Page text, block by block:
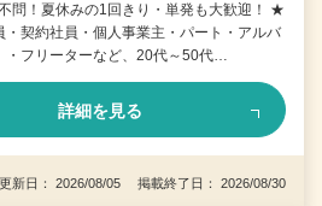
問！夏休みの1回きり・単発も大歓迎！ ★
・契約社員・個人事業主・パート・アルバ
・フリーターなど、20代～50代…
詳細を見る
更新日： 2026/08/05 掲載終了日： 2026/08/30